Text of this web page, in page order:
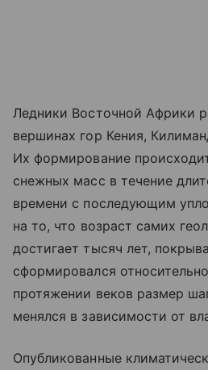
Ледники Восточной Африки
вершинах гор Кения,
Их формирование
снежных масс в течение
времени с последующим
на то, что возраст самих
достигает тысяч лет,
сформировался
протяжении веков размер
менялся в зависимости от
Опубликованные